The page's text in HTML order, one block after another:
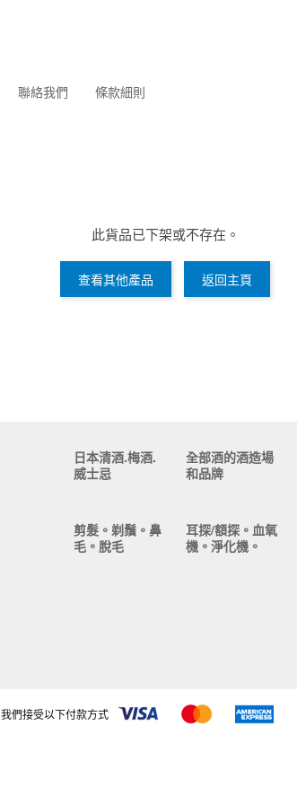
聯絡我們 條款細則
此貨品已下架或不存在。
查看其他產品 返回主頁
日本清酒.梅酒.
威士忌
全部酒的酒造場
和品牌
剪髮。剃鬚。鼻
毛。脫毛
耳探/額探。血氧
機。淨化機。
我們接受以下付款方式